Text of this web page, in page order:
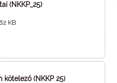
(NKKP_25)
KB
kötelező (NKKP 25)